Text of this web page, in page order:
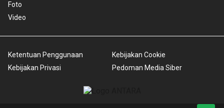
Foto
Video
Ketentuan Penggunaan
Kebijakan Privasi
Kebijakan Cookie
Pedoman Media Siber